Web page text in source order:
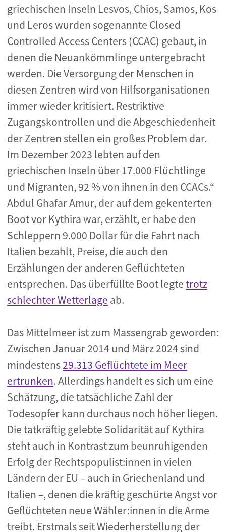
griechischen Inseln Lesvos, Chios, Samos, Kos
und Leros wurden sogenannte Closed
Controlled Access Centers (CCAC) gebaut, in
denen die Neuankömmlinge untergebracht
werden. Die Versorgung der Menschen in
diesen Zentren wird von Hilfsorganisationen
immer wieder kritisiert. Restriktive
Zugangskontrollen und die Abgeschiedenheit
der Zentren stellen ein großes Problem dar.
Im Dezember 2023 lebten auf den
griechischen Inseln über 17.000 Flüchtlinge
und Migranten, 92 % von ihnen in den CCACs.“
Abdul Ghafar Amur, der auf dem gekenterten
Boot vor Kythira war, erzählt, er habe den
Schleppern 9.000 Dollar für die Fahrt nach
Italien bezahlt, Preise, die auch den
Erzählungen der anderen Geflüchteten
entsprechen. Das überfüllte Boot legtetrotz
schlechter Wetterlage ab.
Das Mittelmeer ist zum Massengrab geworden:
Zwischen Januar 2014 und März 2024 sind
mindestens29.313 Geflüchtete im Meer
ertrunken. Allerdings handelt es sich um eine
Schätzung, die tatsächliche Zahl der
Todesopfer kann durchaus noch höher liegen.
Die tatkräftig gelebte Solidarität auf Kythira
steht auch in Kontrast zum beunruhigenden
Erfolg der Rechtspopulist:innen in vielen
Ländern der EU – auch in Griechenland und
Italien –, denen die kräftig geschürte Angst vor
Geflüchteten neue Wähler:innen in die Arme
treibt. Erstmals seit Wiederherstellung der